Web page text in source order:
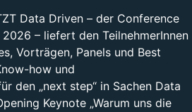
Data Driven – der Conference
– liefert den TeilnehmerInnen
Vorträgen, Panels und Best
how und
den „next step“ in Sachen Data
Keynote „Warum uns die